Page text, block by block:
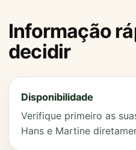
Informação
decidir
Disponibilidade
Verifique primeiro as
Hans e Martine